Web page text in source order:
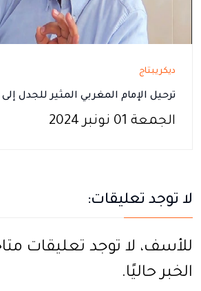
ديكريبتاج
ترحيل الإمام المغربي المثير للجدل
الجمعة 01 نونبر 2024
لا توجد تعليقات:
للأسف، لا توجد تعليقات
الخبر حاليًا.